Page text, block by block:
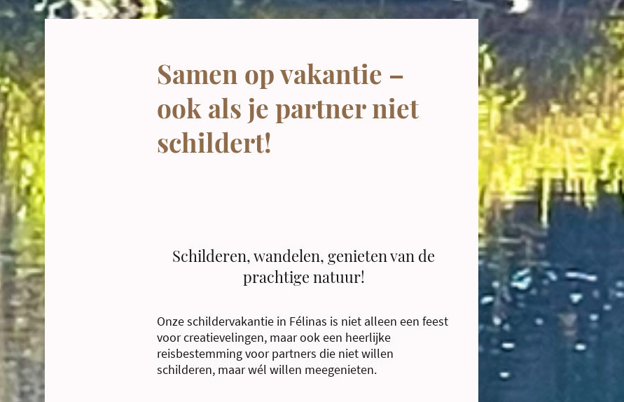
Samen op vakantie –
ook als je partner niet
schildert!
Schilderen, wandelen, genieten van de
prachtige natuur!
Onze schildervakantie in Félinas is niet alleen een feest
voor creatievelingen, maar ook een heerlijke
reisbestemming voor partners die niet willen
schilderen, maar wél willen meegenieten.